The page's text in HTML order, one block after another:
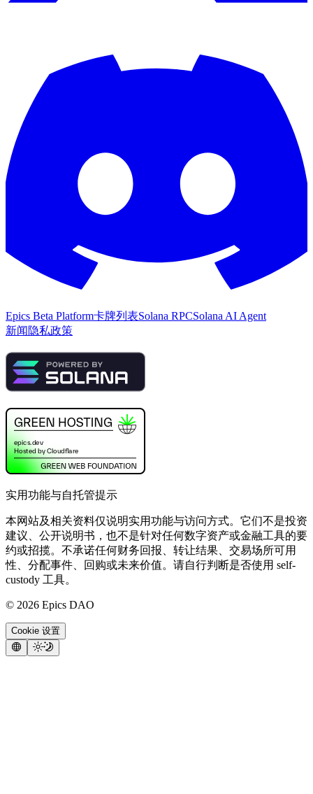
Epics Beta Platform卡牌列表Solana RPCSolana AI Agent
新闻 隐私政策
实用功能与自托管提示
本网站及相关资料仅说明实用功能与访问方式。它们不是投资
建议、公开说明书，也不是针对任何数字资产或金融工具的要
约或招揽。不承诺任何财务回报、转让结果、交易场所可用
性、分配事件、回购或未来价值。请自行判断是否使用 self-
custody 工具。
© 2026 Epics DAO
Cookie 设置